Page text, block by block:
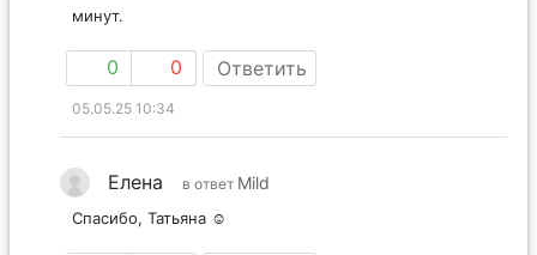
минут.
0 0 Ответить
05.05.25 10:34
Елена в ответ Mild
Спасибо, Татьяна ☺️